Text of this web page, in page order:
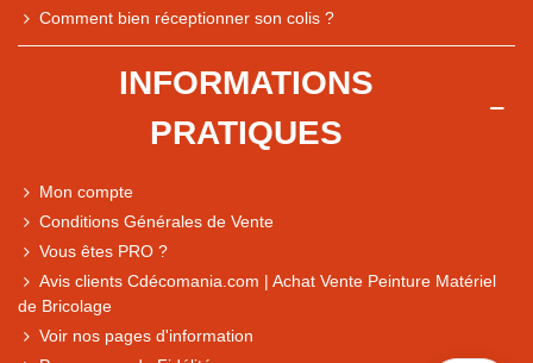
Comparaison des performances du magasin
Express, Chez vous, Point relais, Retrait magasin
Comment bien réceptionner son colis ?
INFORMATIONS
PRATIQUES
Mon compte
Conditions Générales de Vente
Vous êtes PRO ?
Avis clients Cdécomania.com | Achat Vente Peinture Matériel
de Bricolage
Voir nos pages d'information